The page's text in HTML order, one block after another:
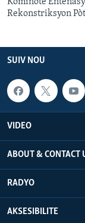
Kominote
Rekonstriksyon
SUIV NOU
VIDEO
ABOUT & CONTACT
RADYO
AKSESIBILITE